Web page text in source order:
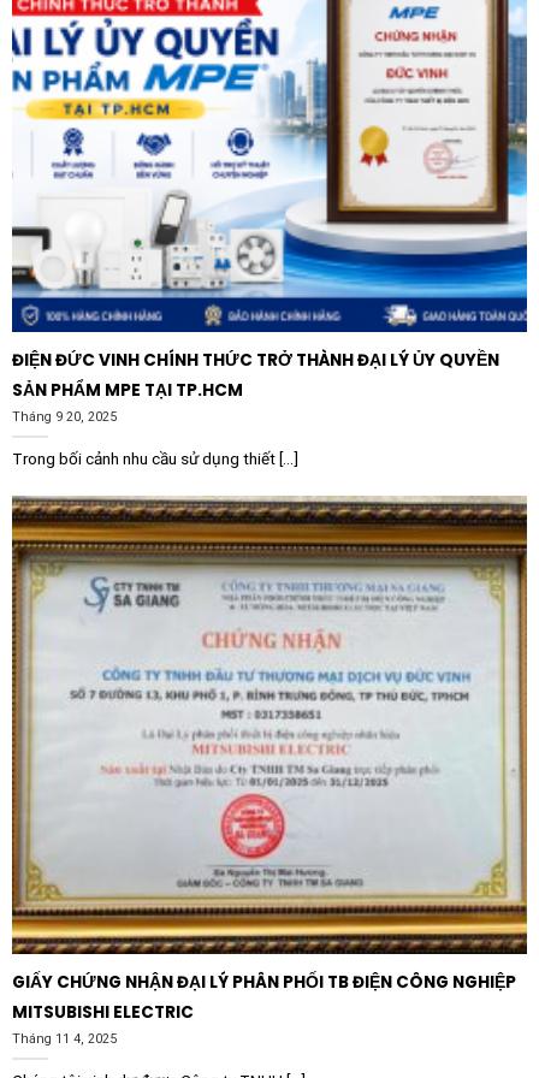
Bên cạnh đó, dòng đồng hồ kim của Selec nổi tiếng với
khả năng hoạt động ổn định mà không cần nguồn cấp
nuôi riêng biệt (tự nuôi bằng dòng đo), giúp đơn giản
hóa sơ đồ đấu nối và tiết kiệm không gian trong tủ
điện. Tính trực quan của kim chỉ thị cũng giúp nhân viên
trực ca nhanh chóng nhận diện trạng thái tải bình
thường hay quá tải chỉ bằng một ánh nhìn lướt qua,
nâng cao tính an toàn trong quản lý vận hành.
Ứng dụng thực tiễn của sản phẩm
Đồng hồ đo dòng điện – AM-I-3-50/5Alà giải pháp lý
tưởng cho nhiều loại hình hạ tầng khác nhau:
Tủ điện phân phối:
trong tòa nhà văn phòng, chung cư và nhà máy để
Hệ thống điều khiển động cơ:Sử dụng kèm với các
tủ khởi động từ, biến tần để theo dõi dòng làm việc
của motor trong dây chuyền sản xuất.
Trạm biến áp hạ thế:
ở đầu ra của máy biến áp để đảm bảo hệ thống
không vận hành quá công suất định mức.
Lĩnh vực nông nghiệp:Theo dõi dòng điện cho các
hệ thống máy bơm thủy lợi hoặc quạt thông gió
trong các trang trại quy mô lớn.
Tại sao nên chọn mua thiết bị Selec tại
đơn vị uy tín?
Khi đầu tư vàoĐồng hồ đo dòng điện – AM-I-3-50/5A,
chất lượng chính hãng là yếu tố tiên quyết. Các sản
phẩm Selec chính hãng luôn đi kèm với chế độ bảo
hành rõ ràng và độ bền cơ khí đạt chuẩn, tránh tình
ngắn sử dụng. Việc mua hàng tại các nhà phân phối uy
ĐIỆN ĐỨC VINH CHÍNH THỨC TRỞ THÀNH ĐẠI LÝ ỦY QUYỀN
SẢN PHẨM MPE TẠI TP.HCM
Tháng 9 20, 2025
Trong bối cảnh nhu cầu sử dụng thiết [...]
GIẤY CHỨNG NHẬN ĐẠI LÝ PHÂN PHỐI TB ĐIỆN CÔNG NGHIỆP
MITSUBISHI ELECTRIC
Tháng 11 4, 2025